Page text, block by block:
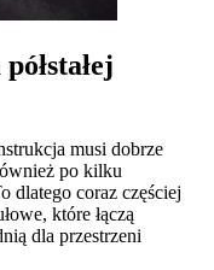
musi dobrze
po kilku
dlatego coraz częściej
które łączą
dla przestrzeni